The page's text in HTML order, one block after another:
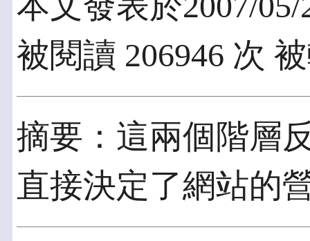
被閱讀 206946 次
摘要：這兩個階層
直接決定了網站的